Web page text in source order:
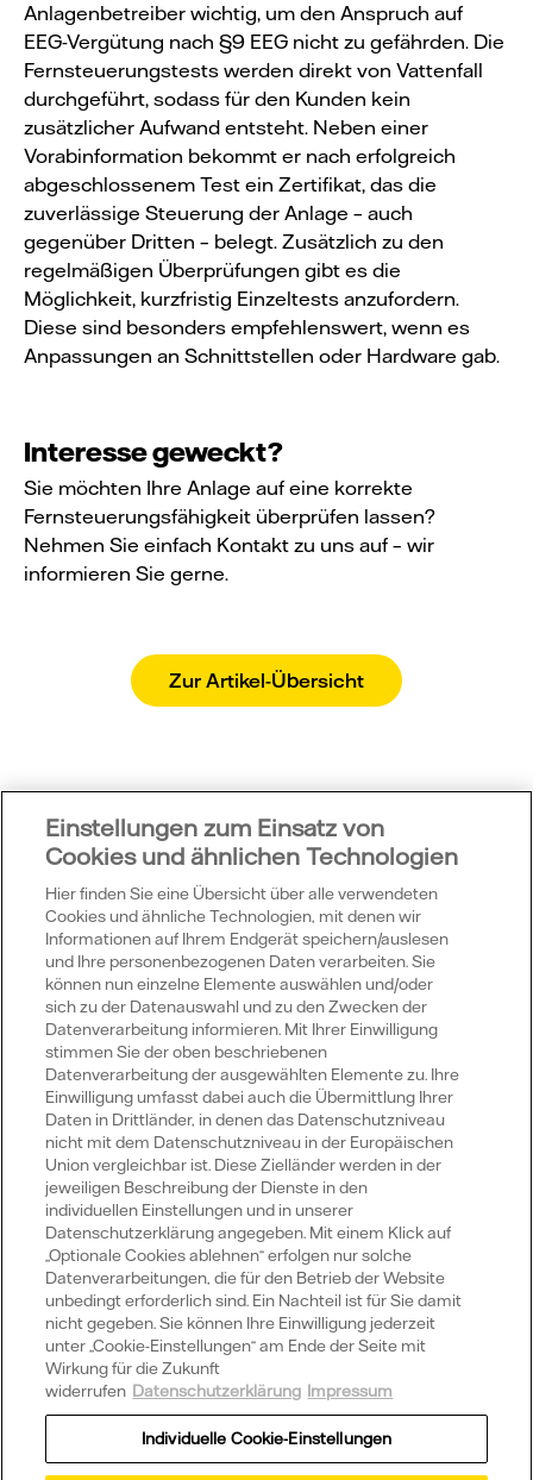
Anlagenbetreiber wichtig, um den Anspruch auf
EEG-Vergütung nach §9 EEG nicht zu gefährden. Die
Fernsteuerungstests werden direkt von Vattenfall
durchgeführt, sodass für den Kunden kein
zusätzlicher Aufwand entsteht. Neben einer
Vorabinformation bekommt er nach erfolgreich
abgeschlossenem Test ein Zertifikat, das die
zuverlässige Steuerung der Anlage – auch
gegenüber Dritten – belegt. Zusätzlich zu den
regelmäßigen Überprüfungen gibt es die
Möglichkeit, kurzfristig Einzeltests anzufordern.
Diese sind besonders empfehlenswert, wenn es
Anpassungen an Schnittstellen oder Hardware gab.
Interesse geweckt?
Sie möchten Ihre Anlage auf eine korrekte
Fernsteuerungsfähigkeit überprüfen lassen?
Nehmen Sie einfach Kontakt zu uns auf – wir
informieren Sie gerne.
Zur Artikel-Übersicht
Vattenfall
Publikationen
Portale
Social Media
Youtube Xing LinkedIn X
Datenschutz
Einstellungen zum Einsatz von
Cookies und ähnlichen Technologien
Hier finden Sie eine Übersicht über alle verwendeten
Cookies und ähnliche Technologien, mit denen wir
Informationen auf Ihrem Endgerät speichern/auslesen
und Ihre personenbezogenen Daten verarbeiten. Sie
können nun einzelne Elemente auswählen und/oder
sich zu der Datenauswahl und zu den Zwecken der
Datenverarbeitung informieren. Mit Ihrer Einwilligung
stimmen Sie der oben beschriebenen
Datenverarbeitung der ausgewählten Elemente zu. Ihre
Einwilligung umfasst dabei auch die Übermittlung Ihrer
Daten in Drittländer, in denen das Datenschutzniveau
nicht mit dem Datenschutzniveau in der Europäischen
Union vergleichbar ist. Diese Zielländer werden in der
jeweiligen Beschreibung der Dienste in den
individuellen Einstellungen und in unserer
Datenschutzerklärung angegeben. Mit einem Klick auf
„Optionale Cookies ablehnen“ erfolgen nur solche
Datenverarbeitungen, die für den Betrieb der Website
unbedingt erforderlich sind. Ein Nachteil ist für Sie damit
nicht gegeben. Sie können Ihre Einwilligung jederzeit
unter „Cookie-Einstellungen“ am Ende der Seite mit
Wirkung für die Zukunft
widerrufen Datenschutzerklärung Impressum
Individuelle Cookie-Einstellungen